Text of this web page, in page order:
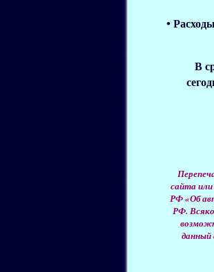
•
В
сайта
РФ «Об
РФ.
данный